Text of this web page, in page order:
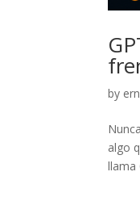
by
algo
llama